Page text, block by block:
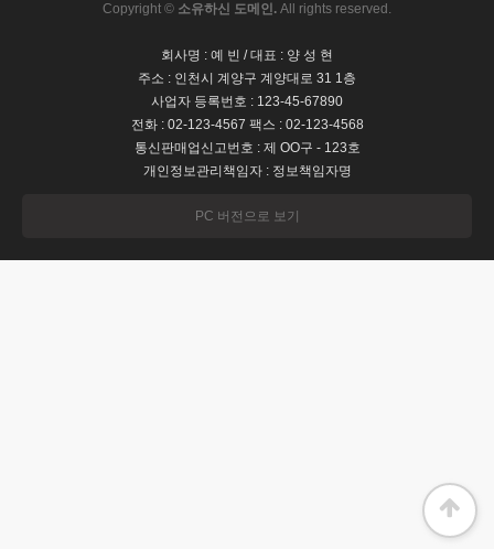
Copyright © 소유하신 도메인. All rights reserved.
회사명 : 예 빈 / 대표 : 양 성 현
주소 : 인천시 계양구 계양대로 31 1층
사업자 등록번호 : 123-45-67890
전화 : 02-123-4567 팩스 : 02-123-4568
통신판매업신고번호 : 제 OO구 - 123호
개인정보관리책임자 : 정보책임자명
PC 버전으로 보기